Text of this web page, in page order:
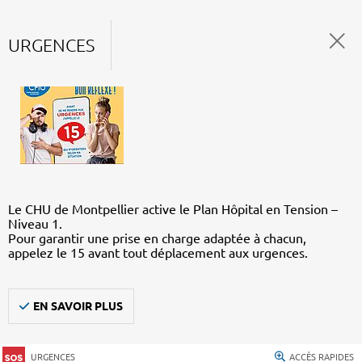
URGENCES
Le CHU de Montpellier active le Plan Hôpital en Tension –
Niveau 1.
Pour garantir une prise en charge adaptée à chacun,
appelez le 15 avant tout déplacement aux urgences.
EN SAVOIR PLUS
URGENCES ACCÈS RAPIDES